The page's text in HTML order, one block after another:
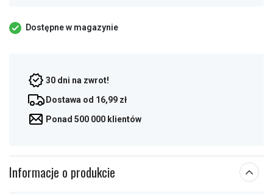
Dostępne w magazynie
30 dni na zwrot!
Dostawa od 16,99 zł
Ponad 500 000 klientów
Informacje o produkcie